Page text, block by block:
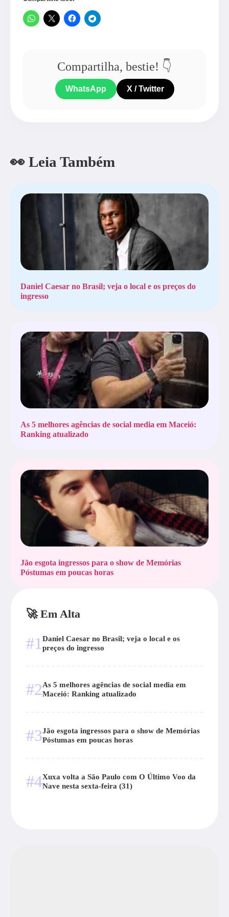
Compartilha, bestie! 👇
WhatsApp X / Twitter
👀 Leia Também
Daniel Caesar no Brasil; veja o local e os preços do
ingresso
As 5 melhores agências de social media em Maceió:
Ranking atualizado
Jão esgota ingressos para o show de Memórias
Póstumas em poucas horas
🚀 Em Alta
#1 Daniel Caesar no Brasil; veja o local e os
preços do ingresso
#2As 5 melhores agências de social media em
Maceió: Ranking atualizado
#3Jão esgota ingressos para o show de Memórias
Póstumas em poucas horas
#4Xuxa volta a São Paulo com O Último Voo da
Nave nesta sexta-feira (31)